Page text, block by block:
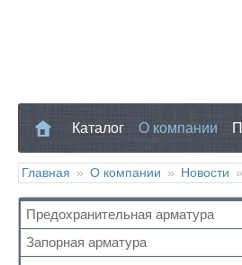
Каталог О компании
Главная » О компании » Новости »
Предохранительная арматура
Воздухоотводчик
Запорная арматура